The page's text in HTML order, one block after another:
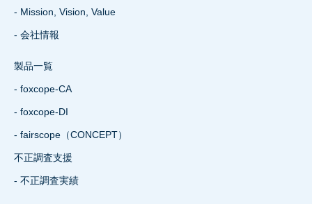
- Mission, Vision, Value
- 会社情報
製品一覧
- foxcope-CA
- foxcope-DI
- fairscope（CONCEPT）
不正調査支援
- 不正調査実績